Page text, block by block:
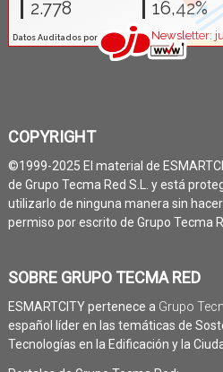
COPYRIGHT
©1999-2025 El material de
de Grupo Tecma Red S.L. y está
utilizarlo de ninguna manera sin
permiso por escrito de Grupo Tecma
SOBRE GRUPO TECMA RED
ESMARTCITY pertenece a Grupo
español líder en las temáticas de
Tecnologías en la Edificación y la